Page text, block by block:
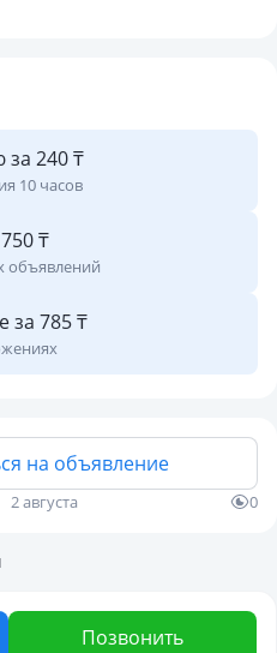
за 240 ₸
10 часов
₸
объявлений
за 785 ₸
на объявление
2 августа 0
Позвонить